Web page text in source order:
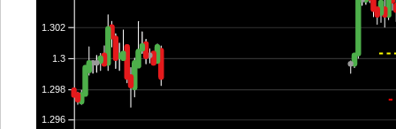
1.296
1.298
1.3
1.302